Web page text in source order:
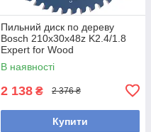
Пильний диск по дереву
Bosch 210x30x48z K2.4/1.8
Expert for Wood
В наявності
2 138 ₴ 2 376 ₴
Купити